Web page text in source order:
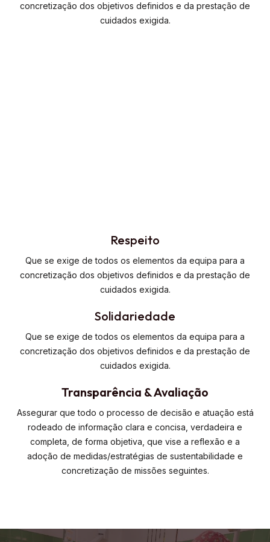
concretização dos objetivos definidos e da prestação de
cuidados exigida.
Respeito
Que se exige de todos os elementos da equipa para a
concretização dos objetivos definidos e da prestação de
cuidados exigida.
Solidariedade
Que se exige de todos os elementos da equipa para a
concretização dos objetivos definidos e da prestação de
cuidados exigida.
Transparência & Avaliação
Assegurar que todo o processo de decisão e atuação está
rodeado de informação clara e concisa, verdadeira e
completa, de forma objetiva, que vise a reflexão e a
adoção de medidas/estratégias de sustentabilidade e
concretização de missões seguintes.